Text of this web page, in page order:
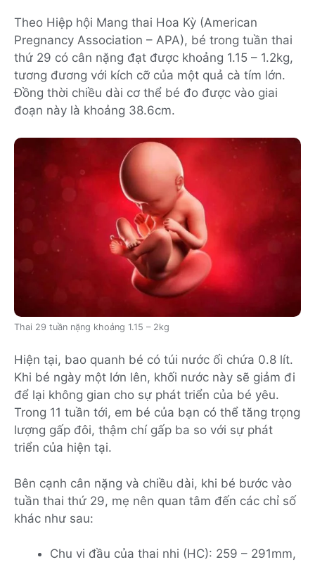
Theo Hiệp hội Mang thai Hoa Kỳ (American
Pregnancy Association – APA), bé trong tuần thai
thứ 29 có cân nặng đạt được khoảng 1.15 – 1.2kg,
tương đương với kích cỡ của một quả cà tím lớn.
Đồng thời chiều dài cơ thể bé đo được vào giai
đoạn này là khoảng 38.6cm.
Thai 29 tuần nặng khoảng 1.15 – 2kg
Hiện tại, bao quanh bé có túi nước ối chứa 0.8 lít.
Khi bé ngày một lớn lên, khối nước này sẽ giảm đi
để lại không gian cho sự phát triển của bé yêu.
Trong 11 tuần tới, em bé của bạn có thể tăng trọng
lượng gấp đôi, thậm chí gấp ba so với sự phát
triển của hiện tại.
Bên cạnh cân nặng và chiều dài, khi bé bước vào
tuần thai thứ 29, mẹ nên quan tâm đến các chỉ số
khác như sau:
Chu vi đầu của thai nhi (HC): 259 – 291mm,